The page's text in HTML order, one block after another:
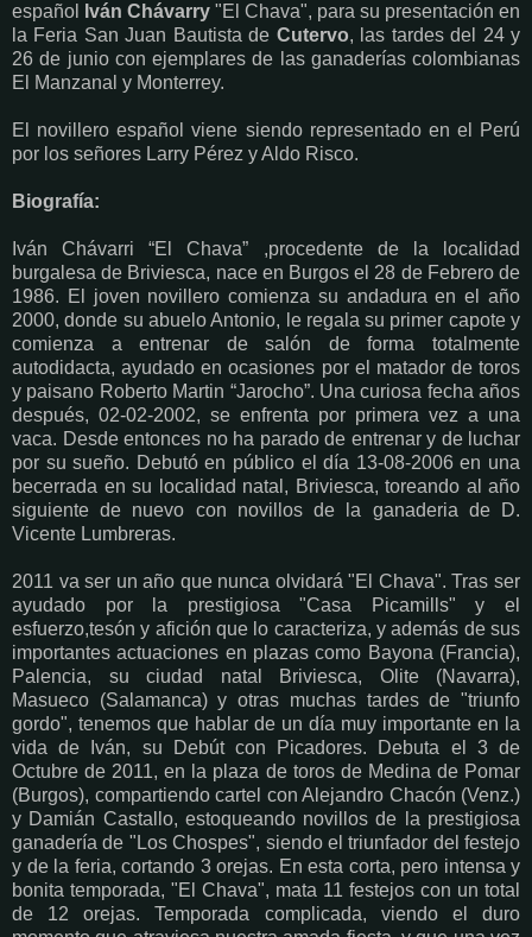
español
Iván Chávarry "El Chava", para su presentación en
la Feria San Juan Bautista de Cutervo, las tardes del 24 y
26 de junio con ejemplares de las ganaderías colombianas
El Manzanal y Monterrey.
El novillero español viene siendo representado en el Perú
por los señores Larry Pérez y Aldo Risco.
Biografía:
Iván Chávarri “El Chava” ,procedente de la localidad
burgalesa de Briviesca, nace en Burgos el 28 de Febrero de
1986. El joven novillero comienza su andadura en el año
2000, donde su abuelo Antonio, le regala su primer capote y
comienza a entrenar de salón de forma totalmente
autodidacta, ayudado en ocasiones por el matador de toros
y paisano Roberto Martin “Jarocho”. Una curiosa fecha años
después, 02-02-2002, se enfrenta por primera vez a una
vaca. Desde entonces no ha parado de entrenar y de luchar
por su sueño. Debutó en público el día 13-08-2006 en una
becerrada en su localidad natal, Briviesca, toreando al año
siguiente de nuevo con novillos de la ganaderia de D.
Vicente Lumbreras.
2011 va ser un año que nunca olvidará "El Chava". Tras ser
ayudado por la prestigiosa "Casa Picamills" y el
esfuerzo,tesón y afición que lo caracteriza, y además de sus
importantes actuaciones en plazas como Bayona (Francia),
Palencia, su ciudad natal Briviesca, Olite (Navarra),
Masueco (Salamanca) y otras muchas tardes de "triunfo
gordo", tenemos que hablar de un día muy importante en la
vida de Iván, su Debút con Picadores. Debuta el 3 de
Octubre de 2011, en la plaza de toros de Medina de Pomar
(Burgos), compartiendo cartel con Alejandro Chacón (Venz.)
y Damián Castallo, estoqueando novillos de la prestigiosa
ganadería de "Los Chospes", siendo el triunfador del festejo
y de la feria, cortando 3 orejas. En esta corta, pero intensa y
bonita temporada, "El Chava", mata 11 festejos con un total
de 12 orejas. Temporada complicada, viendo el duro